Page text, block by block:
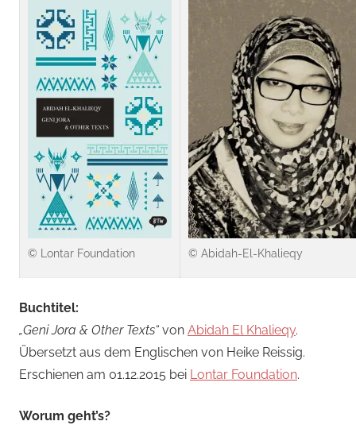
© Lontar Foundation © Abidah-El-Khalieqy
Buchtitel:
„Geni Jora & Other Texts“ von Abidah El Khalieqy.
Übersetzt aus dem Englischen von Heike Reissig.
Erschienen am 01.12.2015 bei Lontar Foundation.
Worum geht’s?